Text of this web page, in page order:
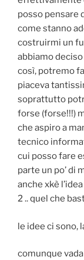
posso pensare
come stanno
costruirmi un
abbiamo
così, potremo
piaceva
soprattutto
forse (forse!!!)
che aspiro a
tecnico
cui posso fare
parte un po’ di
anche xkè
2 .. quel che
le idee ci sono,
comunque